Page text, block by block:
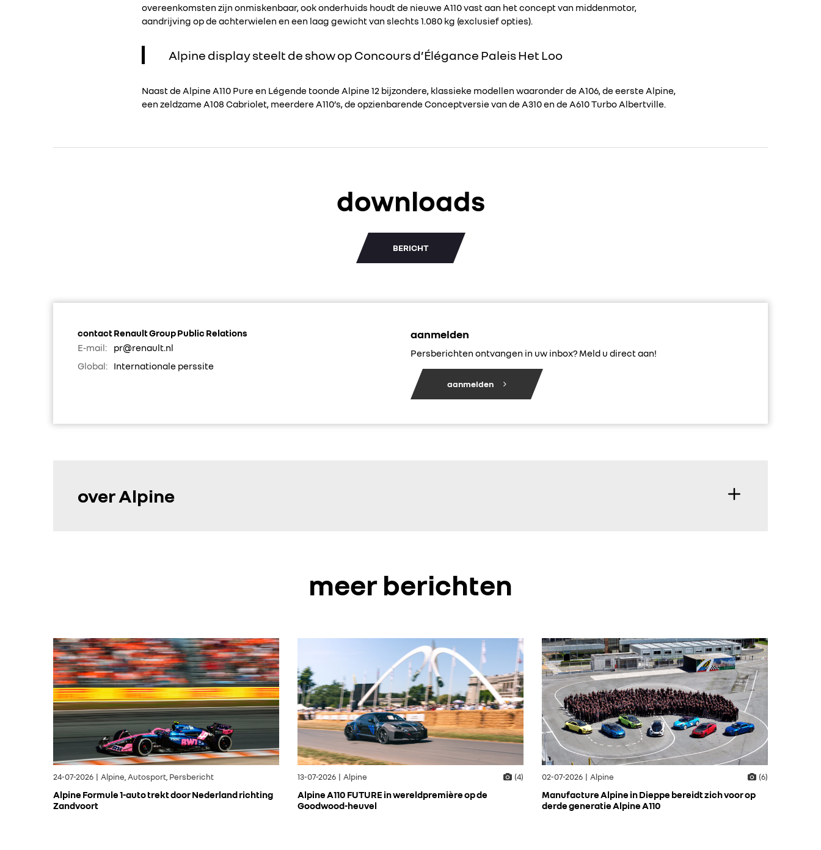
overeenkomsten zijn onmiskenbaar, ook onderhuids houdt de nieuwe A110 vast aan het concept van middenmotor,
aandrijving op de achterwielen en een laag gewicht van slechts 1.080 kg (exclusief opties).
Alpine display steelt de show op Concours d’Élégance Paleis Het Loo
Naast de Alpine A110 Pure en Légende toonde Alpine 12 bijzondere, klassieke modellen waaronder de A106, de eerste Alpine,
een zeldzame A108 Cabriolet, meerdere A110’s, de opzienbarende Conceptversie van de A310 en de A610 Turbo Albertville.
downloads
BERICHT
contact Renault Group Public Relations
E-mail:
pr@renault.nl
Global:
Internationale perssite
aanmelden
Persberichten ontvangen in uw inbox? Meld u direct aan!
aanmelden
over Alpine
meer berichten
24-07-2026 | Alpine, Autosport, Persbericht
Alpine Formule 1-auto trekt door Nederland richting
Zandvoort
13-07-2026 | Alpine (4)
Alpine A110 FUTURE in wereldpremière op de
Goodwood-heuvel
02-07-2026 | Alpine (6)
Manufacture Alpine in Dieppe bereidt zich voor op
derde generatie Alpine A110